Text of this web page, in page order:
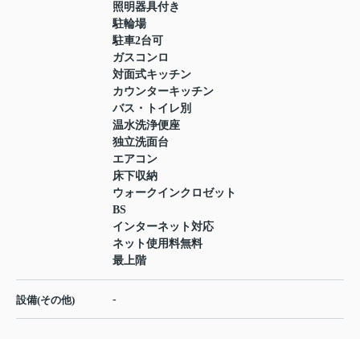
照明器具付き
駐輪場
駐車2台可
ガスコンロ
対面式キッチン
カウンターキッチン
バス・トイレ別
温水洗浄便座
独立洗面台
エアコン
床下収納
ウォークインクロゼット
BS
インターネット対応
ネット使用料無料
最上階
設備(その他) -